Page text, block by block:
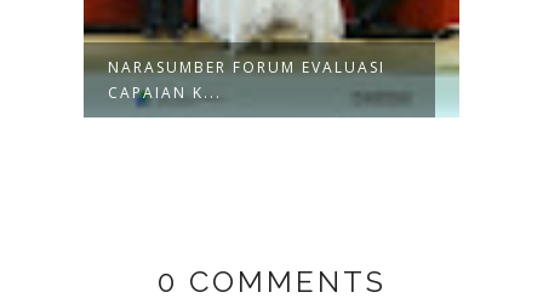
NARASUMBER FORUM EVALUASI
CAPAIAN K...
0 COMMENTS